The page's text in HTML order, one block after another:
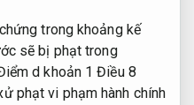
trong khoảng kế
sẽ bị phạt trong
d khoản 1 Điều 8
phạt vi phạm hành chính